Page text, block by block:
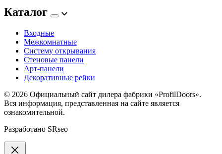
Каталог
Входные
Межкомнатные
Систему открывания
Стеновые панели
Арт-панели
Декоративные рейки
© 2026 Официальный сайт дилера фабрики «ProfilDoors».
Вся информация, представленная на сайте является
ознакомительной.
Разработано SRseo